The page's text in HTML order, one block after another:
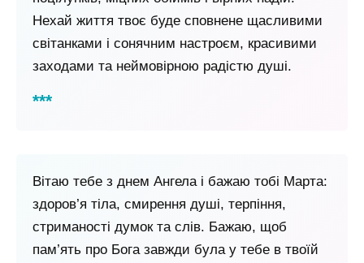
Нехай життя твоє буде сповнене щасливими
світанками і сонячним настроєм, красивими
заходами та неймовірною радістю душі.
Вітаю тебе з днем ​​Ангела і бажаю тобі Марта:
здоров’я тіла, смирення душі, терпіння,
стриманості думок та слів. Бажаю, щоб
пам’ять про Бога завжди була у тебе в твоїй